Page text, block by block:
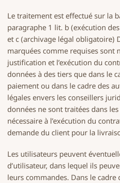
Le traitement est effectué sur la
paragraphe 1 lit. b (exécution
et c (archivage légal obligatoire)
marquées comme requises sont
justification et l’exécution du
données à des tiers que dans le
paiement ou dans le cadre des
légales envers les conseillers
données ne sont traitées dans
nécessaire à l’exécution du
demande du client pour la
Les utilisateurs peuvent
d’utilisateur, dans lequel ils
leurs commandes. Dans le cadre